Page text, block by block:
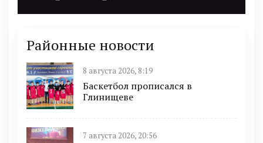
Районные новости
8 августа 2026, 8:19
Баскетбол прописался в
Глинищеве
7 августа 2026, 20:56